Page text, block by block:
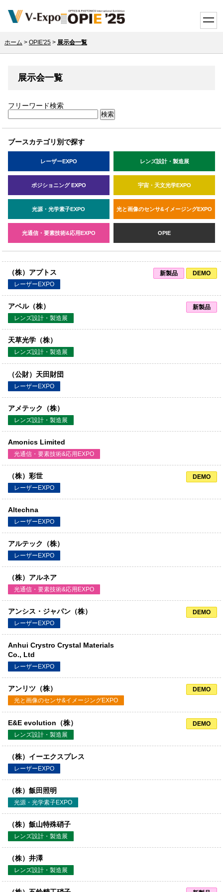
ホーム > OPIE'25> 展示会一覧
展示会一覧
フリーワード検索
ブースカテゴリ別で探す
レーザーEXPO レンズ設計・製造展
ポジショニング EXPO 宇宙・天文光学EXPO
光源・光学素子EXPO 光と画像のセンサ&イメージングEXPO
光通信・要素技術&応用EXPO OPIE
（株）アプトス
レーザーEXPO
新製品 DEMO
アベル（株）
レンズ設計・製造展
新製品
天草光学（株）
レンズ設計・製造展
（公財）天田財団
レーザーEXPO
アメテック（株）
レンズ設計・製造展
Amonics Limited
光通信・要素技術&応用EXPO
（株）彩世
レーザーEXPO
DEMO
Altechna
レーザーEXPO
アルテック（株）
レーザーEXPO
（株）アルネア
光通信・要素技術&応用EXPO
アンシス・ジャパン（株）
レーザーEXPO
DEMO
Anhui Crystro Crystal Materials
Co., Ltd
レーザーEXPO
アンリツ（株）
光と画像のセンサ&イメージングEXPO
DEMO
E&E evolution（株）
レンズ設計・製造展
DEMO
（株）イーエクスプレス
レーザーEXPO
（株）飯田照明
光源・光学素子EXPO
（株）飯山特殊硝子
レンズ設計・製造展
（株）井澤
レンズ設計・製造展